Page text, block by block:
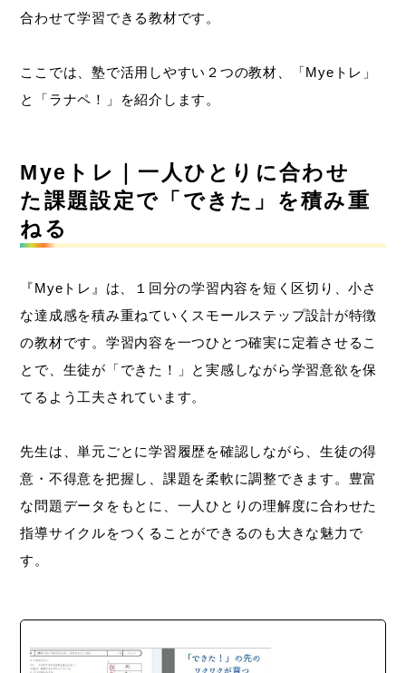
合わせて学習できる教材です。
ここでは、塾で活用しやすい２つの教材、「Myeトレ」
と「ラナペ！」を紹介します。
Myeトレ｜一人ひとりに合わせ
た課題設定で「できた」を積み重
ねる
『Myeトレ』は、１回分の学習内容を短く区切り、小さ
な達成感を積み重ねていくスモールステップ設計が特徴
の教材です。学習内容を一つひとつ確実に定着させるこ
とで、生徒が「できた！」と実感しながら学習意欲を保
てるよう工夫されています。
先生は、単元ごとに学習履歴を確認しながら、生徒の得
意・不得意を把握し、課題を柔軟に調整できます。豊富
な問題データをもとに、一人ひとりの理解度に合わせた
指導サイクルをつくることができるのも大きな魅力で
す。